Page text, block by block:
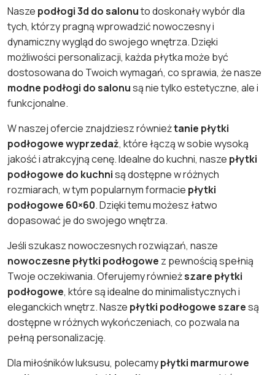
Nasze podłogi 3d do salonuto doskonały wybór dla
tych, którzy pragną wprowadzić nowoczesny i
dynamiczny wygląd do swojego wnętrza. Dzięki
możliwości personalizacji, każda płytka może być
dostosowana do Twoich wymagań, co sprawia, że nasze
modne podłogi do salonusą nie tylko estetyczne, ale i
funkcjonalne.
W naszej ofercie znajdziesz równieżtanie płytki
podłogowe wyprzedaż, które łączą w sobie wysoką
jakość i atrakcyjną cenę. Idealne do kuchni, nasze płytki
podłogowe do kuchnisą dostępne w różnych
rozmiarach, w tym popularnym formacie płytki
podłogowe 60×60. Dzięki temu możesz łatwo
dopasować je do swojego wnętrza.
Jeśli szukasz nowoczesnych rozwiązań, nasze
nowoczesne płytki podłogowe z pewnością spełnią
Twoje oczekiwania. Oferujemy równieższare płytki
podłogowe, które są idealne do minimalistycznych i
eleganckich wnętrz. Nasze płytki podłogowe szaresą
dostępne w różnych wykończeniach, co pozwala na
pełną personalizację.
Dla miłośników luksusu, polecamypłytki marmurowe